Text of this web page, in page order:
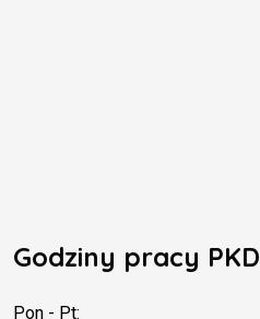
Godziny pracy PKD
Pon - Pt: